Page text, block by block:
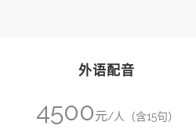
外语配音
4500元/人（含15句）